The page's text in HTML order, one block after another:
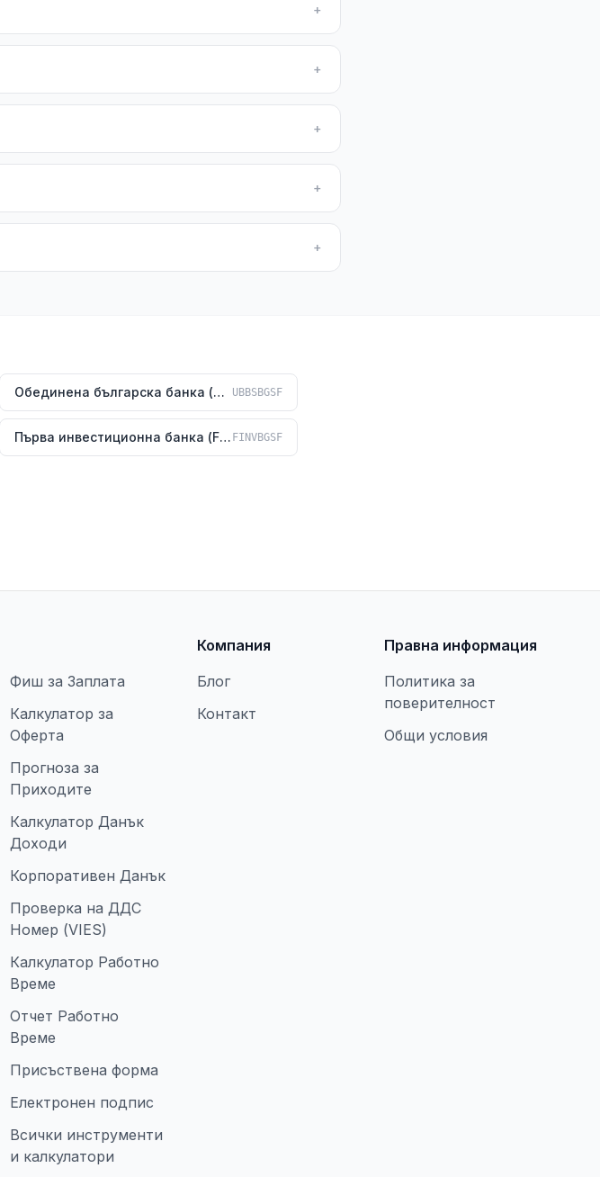
+
+
+
+
+
Обединена българска банка (ОББ) UBBSBGSF
Първа инвестиционна банка (Fibank) FINVBGSF
Фиш за Заплата
Калкулатор за
Оферта
Прогноза за
Приходите
Калкулатор Данък
Доходи
Корпоративен Данък
Проверка на ДДС
Номер (VIES)
Калкулатор Работно
Време
Отчет Работно
Време
Присъствена форма
Електронен подпис
Всички инструменти
и калкулатори
Компания
Блог
Контакт
Правна информация
Политика за
поверителност
Общи условия